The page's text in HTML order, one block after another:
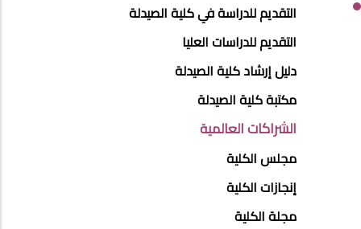
التقديم للدراسة في كلية الصيدلة
التقديم للدراسات العليا
دليل إرشاد كلية الصيدلة
مكتبة كلية الصيدلة
الشراكات العالمية
مجلس الكلية
إنجازات الكلية
مجلة الكلية